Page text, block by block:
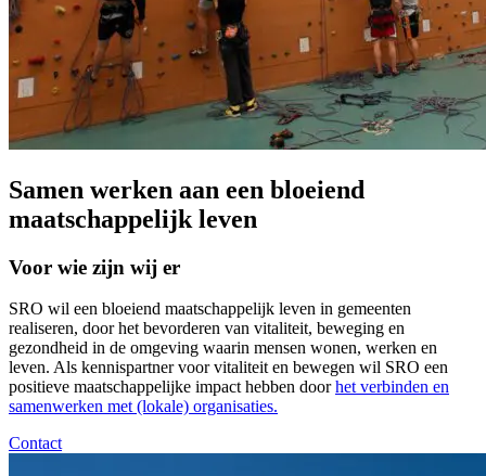
Samen werken aan een bloeiend
maatschappelijk leven
Voor wie zijn wij er
SRO wil een bloeiend maatschappelijk leven in gemeenten
realiseren, door het bevorderen van vitaliteit, beweging en
gezondheid in de omgeving waarin mensen wonen, werken en
leven. Als kennispartner voor vitaliteit en bewegen wil SRO een
positieve maatschappelijke impact hebben doorhet verbinden en
samenwerken met (lokale) organisaties.
Contact